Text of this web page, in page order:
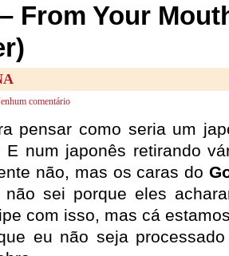
From Your
comentário
pensar como seria um
E num japonês retirando
não, mas os caras do
sei porque eles
com isso, mas cá
eu não seja